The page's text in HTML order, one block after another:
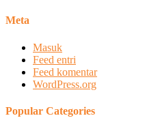
Meta
Masuk
Feed entri
Feed komentar
WordPress.org
Popular Categories